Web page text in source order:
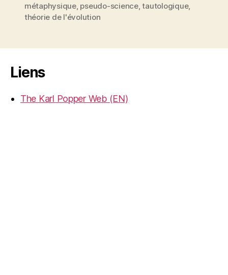
métaphysique, pseudo-science,tautologique,
théorie de l'évolution
Liens
The Karl Popper Web (EN)